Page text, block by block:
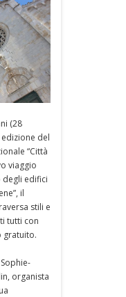
(28
del
“Città
viaggio
degli edifici
il
stili e
tutti con
gratuito.
organista